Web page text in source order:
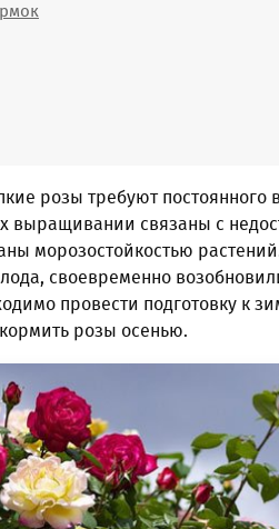
розы требуют постоянного
выращивании связаны с
морозостойкостью
своевременно
провести подготовку к
розы осенью.